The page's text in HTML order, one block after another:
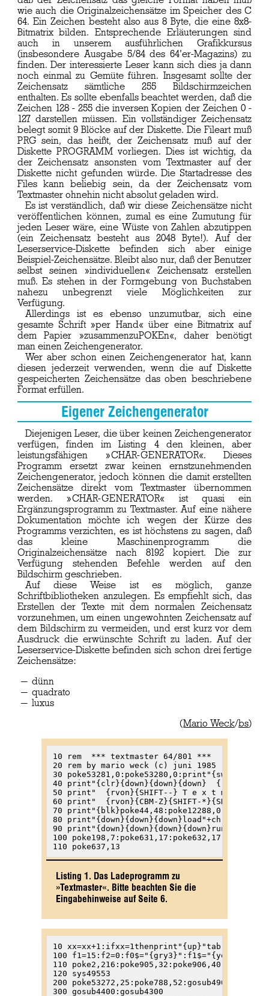
wie auch die Originalzeichensätze im Speicher des C
64. Ein Zeichen besteht also aus 8 Byte, die eine 8x8-
Bitmatrix bilden. Entsprechende Erläuterungen sind
auch in unserem ausführlichen Grafikkursus
(insbesondere Ausgabe 5/84 des 64’er-Magazins) zu
finden. Der interessierte Leser kann sich dies ja dann
noch einmal zu Gemüte führen. Insgesamt sollte der
Zeichensatz sämtliche 255 Bildschirmzeichen
enthalten. Es sollte ebenfalls beachtet werden, daß die
Zeichen 128 - 255 die inversen Kopien der Zeichen 0 -
127 darstellen müssen. Ein vollständiger Zeichensatz
belegt somit 9 Blöcke auf der Diskette. Die Fileart muß
PRG sein, das heißt, der Zeichensatz muß auf der
Diskette PROGRAMM vorliegen. Dies ist wichtig, da
der Zeichensatz ansonsten vom Textmaster auf der
Diskette nicht gefunden würde. Die Startadresse des
Files kann beliebig sein, da der Zeichensatz vom
Textmaster ohnehin nicht absolut geladen wird.
Es ist verständlich, daß wir diese Zeichensätze nicht
veröffentlichen können, zumal es eine Zumutung für
jeden Leser wäre, eine Wüste von Zahlen abzutippen
(ein Zeichensatz besteht aus 2048 Byte!). Auf der
Leserservice-Diskette befinden sich aber einige
Beispiel-Zeichensätze. Bleibt also nur, daß der Benutzer
selbst seinen »individuellen« Zeichensatz erstellen
muß. Es stehen in der Formgebung von Buchstaben
nahezu unbegrenzt viele Möglichkeiten zur
Verfügung.
Allerdings ist es ebenso unzumutbar, sich eine
gesamte Schrift »per Hand« über eine Bitmatrix auf
dem Papier »zusammenzuPOKEn«, daher benötigt
man einen Zeichengenerator.
Wer aber schon einen Zeichengenerator hat, kann
diesen jederzeit verwenden, wenn die auf Diskette
gespeicherten Zeichensätze das oben beschriebene
Format erfüllen.
Eigener Zeichengenerator
Diejenigen Leser, die über keinen Zeichengenerator
verfügen, finden im Listing 4 den kleinen, aber
leistungsfähigen »CHAR-GENERATOR«. Dieses
Programm ersetzt zwar keinen ernstzunehmenden
Zeichengenerator, jedoch können die damit erstellten
Zeichensätze direkt vom Textmaster übernommen
werden. »CHAR-GENERATOR« ist quasi ein
Ergänzungsprogramm zu Textmaster. Auf eine nähere
Dokumentation möchte ich wegen der Kürze des
Programms verzichten, es ist höchstens zu sagen, daß
das kleine Maschinenprogramm die
Originalzeichensätze nach 8192 kopiert. Die zur
Verfügung stehenden Befehle werden auf den
Bildschirm geschrieben.
Auf diese Weise ist es möglich, ganze
Schriftbibliotheken anzulegen. Es empfiehlt sich, das
Erstellen der Texte mit dem normalen Zeichensatz
vorzunehmen, um einen ungewohnten Zeichensatz auf
dem Bildschirm zu vermeiden, und erst kurz vor dem
Ausdruck die erwünschte Schrift zu laden. Auf der
Leserservice-Diskette befinden sich schon drei fertige
Zeichensätze:
dünn
quadrato
luxus
(Mario Weck/bs)
10 rem  *** textmaster 64/801 ***
20 rem by mario weck (c) juni 1985
30
40 print"{clr}{down}{down}{down}  {rvon}{CBM-
50 print"  {rvon}{SHIFT--} T e x t m a s t
60 print"  {rvon}{CBM-Z}{SHIFT-*}{SHIFT-
70 print"{blk}poke44,48:poke12288,0:new
80
90 print"{down}{down}{down}{down}run:
100
110 poke637,13
Listing 1. Das Ladeprogramm zu
»Textmaster«. Bitte beachten Sie die
Eingabehinweise auf Seite 6.
10 xx=xx+1:ifxx=1thenprint"{up}"tab(17)"{gry2}Maschinenroutinen":load"tm.code",8,1
100 f1=15:f2=0:f0$="{gry3}":f1$="{yel}":f2$="{cyn}"
110 poke2,216:poke905,32:poke906,40:sys49553:poke2,208:poke905,40:poke906,48
120 sys49553
200 poke53272,25:poke788,52:gosub4900:gosub4000
300 gosub4400:gosub4300
800 data0,102,0,60,6,62,102,62,0
801 data28,56,108,108,124,102,102,124,96
802 data35,0,0,0,0,0,102,102,102
803 data42,102,0,60,102,102,102,60,0
804 data30,102,0,102,102,102,102,62,0
805 data122,102,24,60,102,126,102,102,0
806 data64,102,0,60,102,102,102,60,0
807 data94,102,0,102,102,102,102,60,0
808 data-1
900 data"Unterstreichen","Invertieren","Alternativzeichen","Normal"
901 data"Komprimiert"
2000 poke830,x:poke831,y:sys49272
2005 geta$:ifa$=""then2005
2010 ifa$="{rght}"thenx=x+1:y=y-(y<>49andx>59):x=-x*(x<60):goto2000
2020 ifa$="{left}"thenx=x-1:y=y+(y<>0andx<0):x=-x*(x>=0)-59*(x<0):goto2000
2030 ifa$="{down}"theny=y-(y<>49):goto2000
2040 ifa$="{up}"theny=y+(y<>0):goto2000
2050 poke780,asc(a$):sys49489:ifpeek(2)thenx=x+1:ifx=60theny=y-(y<>49):x=0
2060 ifpeek(2)then2000
2070 ifa$<>"{clr}"then2120
2080 a$="Text loeschen (j/n) ?":gosub4800
2090 geta$:ifa$=""then2090
2100 ifa$="j"thenx=0:y=0:sys49204
2110 gosub4810:goto2000
2120 ifa$="{home}"thenx=0:y=0
2125 ifa$=chr$(13)andx=0thenx=39:goto2000
2130 ifa$=chr$(13)andxthenx=0:y=y-(y<>49):a$="{rvof}"
2135 ifa$=chr$(20)andxthensys50335:a$="{left}":goto2020
2137 ifa$="{inst}"thensys50363
2140 ifa$="{rvon}"thenpoke182,128:printf1$"{home}{down}",,"{rvon}Extend
2150 ifa$="{rvof}"thenpoke182,0:printf1$"{home}{down}",,"Norm  "
2160 ifa$<>"{f1}"then2400
2170 a$="Drucken (j/n) ?":gosub4800
2180 poke198,0:wait198,1:geta$:gosub4810:ifa$<>"j"then2000
2190 gosub4700:poke214,11:print:print,"  ab welcher Zeile
2200 ko$="ab Zeile Nr. ":ma=2:a1$="0":a2$="9":gosub4599:fs=val(fs$):
2210 iffs<0orfs>49then2200
2220 poke901,fs:gosub4700:poke214,11:print:print,"bis zu welcher Zeile
2230 ko$="bis Zeile Nr. ":gosub4599:fs=val(fs$):iffs<0orfs>49orfs<peek(901)then2200
2235 iffs$=""thenfs=49
2240 poke902,fs+1:gosub4700:poke214,6:print:print,"   Extended Modus
2250 print,"{down}{down}{down}1) "k$(1)
2260 print,"{down}{down}2) "k$(2)
2270 print,"{down}{down}3) "k$(3)
2280 geta$:d=val(a$):ifd<1ord>3then2280
2281 ifd=1thenpoke900,1
2282 ifd=2thenpoke900,0
2283 ifd=3thenpoke900,128
2290 gosub4700:poke214,6:print:print,"    Zeichendichte
2300 print,"{down}{down}{down}{down}1) "k$(4)
2310 print,"{down}{down}{down}2) "k$(5)
2320 geta$:a=val(a$):ifa<1ora>2then2320
2330 poke904,a-1
2331 gosub4700:poke214,10:print:print,"       rechter
2332 print,"{down}Randausgleich (j/n)?
2333 poke198,0:wait198,1:geta$:poke1000,0:ifa$="j"thenpoke1000,1
2334 gosub4700:poke214,10:print:print," Wieviel Dots fuer
2335 ko$="Hochschrift:":ma=1:a1$="0":a2$="6":gosub4599:poke1012,val(fs$)
2336 ko$="Normalschrift:":gosub4599:poke1013,val(fs$)
2337 ko$="Tiefschrift:":gosub4599:poke1014,val(fs$)
2340 gosub4700:poke214,7:print:print,"Es wird gedruckt
2341 print,"{down}von Zeile"peek(901)"bis"peek(902)-1
2342 print,"{down}"k$(d):print,"{down}"k$(4+peek(904))"e Zei-":print,"{down}chendichte ";
2343 ifpeek(1000)thenprint"mit
2344 ifpeek(1000)=0thenprint"ohne
2345 print,"{down}Randausgleich
2349 a$="Werte in Ordnung (j/n) ?":gosub4800
2350 geta$:ifa$=""then2350
2360 gosub4810:ifa$<>"j"then2170
2370 a$="Drucker betriebsbereit ? <Taste>":gosub4800
2380 poke198,0:wait198,1:geta$:gosub4810:gosub4700:sys49821
2400 ifa$="{f4}"thensys50291
2500 ifa$=chr$(141)thenpoke2048+x+y*60,31:a$=chr$(13):x=1:goto2130
2510 ifa$<>"{f6}"then2700
2520 a$="Zeichensatz laden (j/n) ?":gosub4800:poke198,0:wait198,1:geta$
2530 gosub4810:ifa$<>"j"then2000
2540 gosub4700:poke214,6:print:print,"{gry3} Wofuer benoetigt ?
2550 print,"{down}{down}{down}1) Arbeits-
2560 print,"{down}{down}{down}2) Alternativ-
2570 print,"{down}{down}Zeichensatz ?
2580 poke198,0:wait198,1:geta$:a=val(a$):ifa<1ora>2then2580
2590 ifa=1thenpoke900,32:poke905,32:poke906,40
2595 ifa=2thenpoke900,40:poke905,40:poke906,48
2600 gosub4700:poke214,6:print:print,"    Welcher ?
2610 print,"{down}{down}1) Klein/Gross
2620 print,"{down}2) Gross/Grafik
2630 print,"{down}3) Von Disk laden
2635 print,"{down}4) Deutsch
2640 geta$:a=val(a$):ifa<1ora>4then2640
2650 ifa<3thenpoke2,224-a*8:sys49553:goto2000
2655 ifa=4thenpoke2,216:sys49553:gosub4100:goto2000
2660 ma=16:ko$="Zeichensatzname:":a1$=" ":a2$="_":gosub4599:gosub4200
2670 poke2,len(fs$):fori=1tolen(fs$):poke1983+i,asc(mid$(fs$,i)):next
2680 sys50390:gosub4500:gosub4810:goto2000
2700 ifa$<>"{f2}"then2760
2710 a$="Seite sichern (j/n) ?":gosub4800:poke198,0:wait198,1:geta$
2720 gosub4810:ifa$<>"j"then2000
2725 gosub4200:fs$=str$(as)+do$:open1,8,15,"s:"+fs$:close1
2730 fori=1tolen(fs$):poke1983+i,asc(mid$(fs$,i)):next
2740 poke2,len(fs$):sys50417:gosub4500:gosub4810
2750 ifas>msthenopen1,8,1,"@:'"+do$+",s,w":print#1,as:print#1,co$:print#1,do$
2755 ifas>msthenclose1:gosub4500:ms=as
2756 goto2000
2760 ifa$<>"{f7}"anda$<>"{f8}"then2830
2765 aa=as
2770 ifa$="{f7}"thenas=as+1
2780 ifa$="{f8}"thenas=as+(as<>1)
2790 a$="Blaettere zu Seite"+str$(as):gosub4800
2800 geta$:ifa$=""then2800
2805 gosub4810:ifa$="{stop}"thenas=aa:goto2000
2810 ifa$<>chr$(13)then2770
2820 gosub4200:gosub4450:gosub4300:goto2000
2830 ifa$="{f5}"thensys50455
2840